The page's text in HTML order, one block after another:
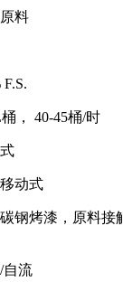
料
， 40-45桶/时
动式
钢烤漆，原料接
自流